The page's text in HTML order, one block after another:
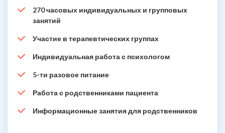
270 часовых индивидуальных и групповых
занятий
Участие в терапевтических группах
Индивидуальная работа с психологом
5-ти разовое питание
Работа с родственниками пациента
Информационные занятия для родственников